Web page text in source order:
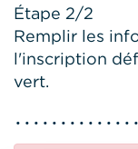
Étape 2/2
Remplir les
l'inscription
vert.